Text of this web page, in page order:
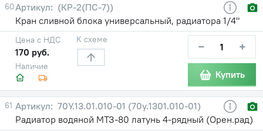
60
(КР-2(ПС-7))
Кран сливной блока универсальный, радиатора 1/4"
Наличие
Цена с НДС
170 руб.
К схеме − +
Купить
61
70У.13.01.010-01 (70у.1301.010-01)
Радиатор водяной МТЗ-80 латунь 4-рядный (Орен.рад)